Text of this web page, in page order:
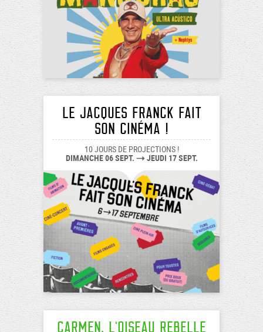
LE JACQUES FRANCK FAIT
SON CINÉMA !
10 JOURS DE PROJECTIONS !
DIMANCHE 06 SEPT. JEUDI 17 SEPT.
Carmen, l’oiseau rebelle